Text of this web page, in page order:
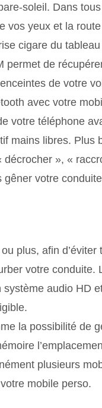
soleil. Dans
vos yeux et la
cigare du
permet de
de votre
avec votre
votre téléphone
mains libres. Plus
décrocher », «
votre
plus, afin d’éviter
votre conduite.
audio HD
la possibilité de
plusieurs
mobile perso.